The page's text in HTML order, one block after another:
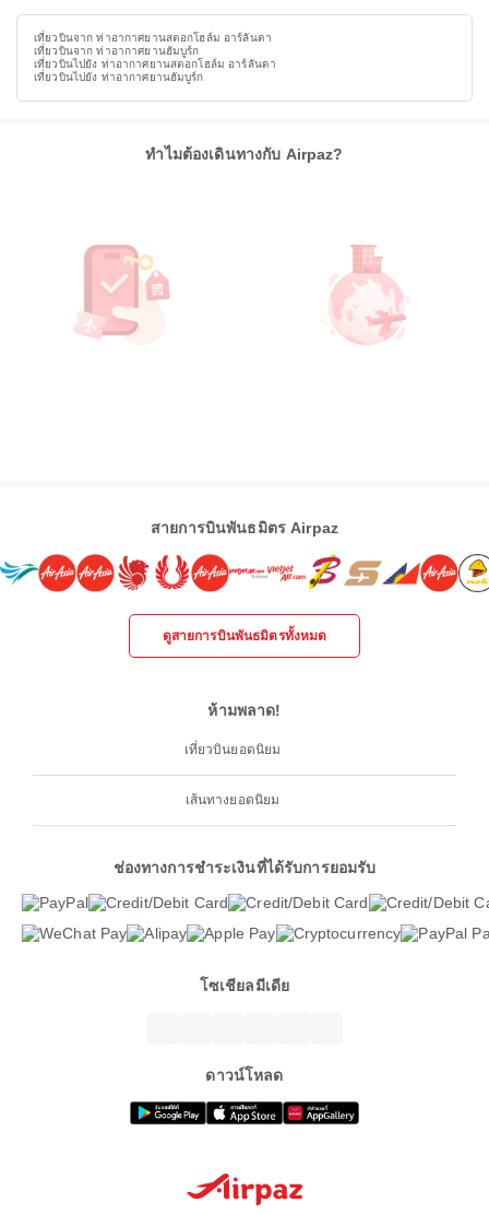
เที่ยวบินจาก ท่าอากาศยานสตอกโฮล์ม อาร์ลันดา
เที่ยวบินจาก ท่าอากาศยานฮัมบูร์ก
เที่ยวบินไปยัง ท่าอากาศยานสตอกโฮล์ม อาร์ลันดา
เที่ยวบินไปยัง ท่าอากาศยานฮัมบูร์ก
ทำไมต้องเดินทางกับ Airpaz?
สายการบินพันธมิตร Airpaz
ดูสายการบินพันธมิตรทั้งหมด
ห้ามพลาด!
เที่ยวบินยอดนิยม
เส้นทางยอดนิยม
ช่องทางการชำระเงินที่ได้รับการยอมรับ
โซเชียลมีเดีย
ดาวน์โหลด